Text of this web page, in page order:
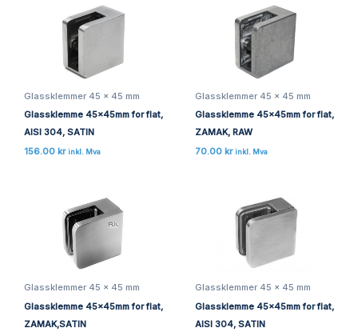
Glassklemmer 45 x 45 mm
Glassklemme 45x45mm for flat,
AISI 304, SATIN
156.00 kr inkl. Mva
Glassklemmer 45 x 45 mm
Glassklemme 45x45mm for flat,
ZAMAK, RAW
70.00 kr inkl. Mva
Glassklemmer 45 x 45 mm
Glassklemme 45x45mm for flat,
ZAMAK,SATIN
Glassklemmer 45 x 45 mm
Glassklemme 45x45mm for flat,
AISI 304, SATIN